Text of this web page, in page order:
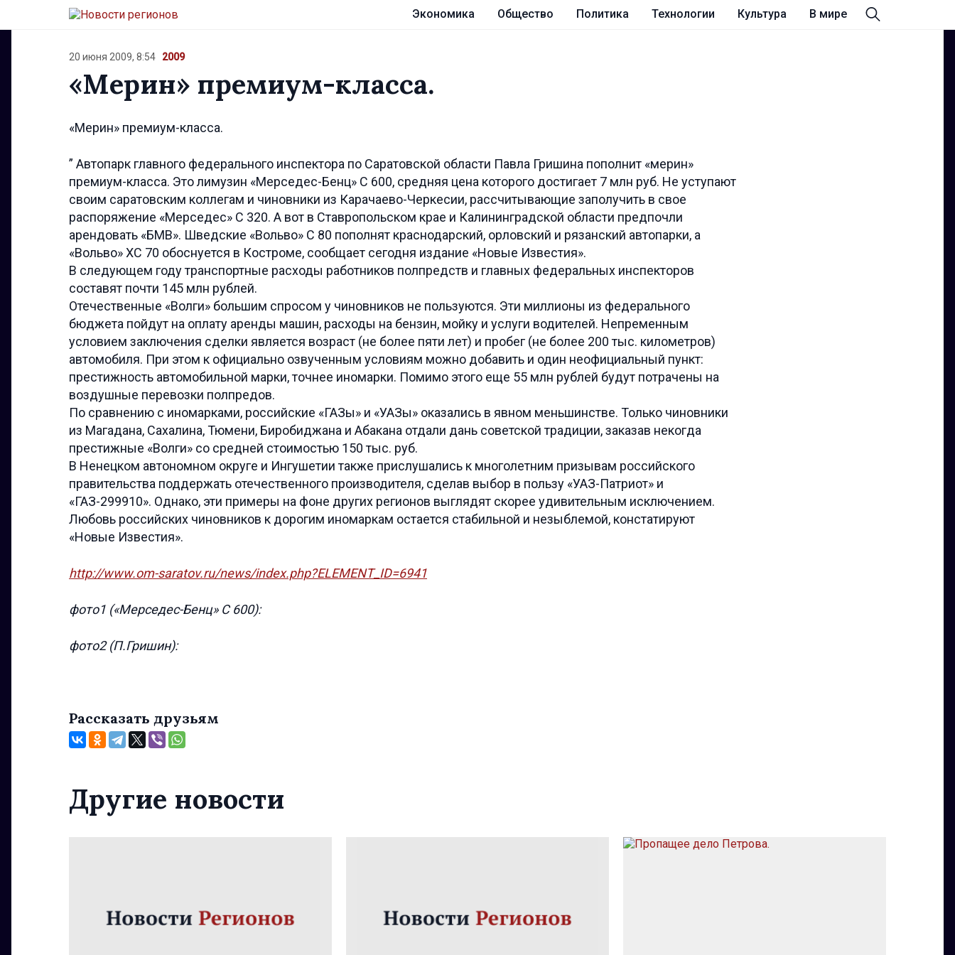
Экономика Общество Политика Технологии Культура В мире
20 июня 2009, 8:54 2009
«Мерин» премиум-класса.
«Мерин» премиум-класса.
” Автопарк главного федерального инспектора по Саратовской области Павла Гришина пополнит «мерин»
премиум-класса. Это лимузин «Мерседес-Бенц» С 600, средняя цена которого достигает 7 млн руб. Не уступают
своим саратовским коллегам и чиновники из Карачаево-Черкесии, рассчитывающие заполучить в свое
распоряжение «Мерседес» С 320. А вот в Ставропольском крае и Калининградской области предпочли
арендовать «БМВ». Шведские «Вольво» С 80 пополнят краснодарский, орловский и рязанский автопарки, а
«Вольво» ХС 70 обоснуется в Костроме, сообщает сегодня издание «Новые Известия».
В следующем году транспортные расходы работников полпредств и главных федеральных инспекторов
составят почти 145 млн рублей.
Отечественные «Волги» большим спросом у чиновников не пользуются. Эти миллионы из федерального
бюджета пойдут на оплату аренды машин, расходы на бензин, мойку и услуги водителей. Непременным
условием заключения сделки является возраст (не более пяти лет) и пробег (не более 200 тыс. километров)
автомобиля. При этом к официально озвученным условиям можно добавить и один неофициальный пункт:
престижность автомобильной марки, точнее иномарки. Помимо этого еще 55 млн рублей будут потрачены на
воздушные перевозки полпредов.
По сравнению с иномарками, российские «ГАЗы» и «УАЗы» оказались в явном меньшинстве. Только чиновники
из Магадана, Сахалина, Тюмени, Биробиджана и Абакана отдали дань советской традиции, заказав некогда
престижные «Волги» со средней стоимостью 150 тыс. руб.
В Ненецком автономном округе и Ингушетии также прислушались к многолетним призывам российского
правительства поддержать отечественного производителя, сделав выбор в пользу «УАЗ-Патриот» и
«ГАЗ-299910». Однако, эти примеры на фоне других регионов выглядят скорее удивительным исключением.
Любовь российских чиновников к дорогим иномаркам остается стабильной и незыблемой, констатируют
«Новые Известия».
http://www.om-saratov.ru/news/index.php?ELEMENT_ID=6941
фото1 («Мерседес-Бенц» С 600):
фото2 (П.Гришин):
Рассказать друзьям
Другие новости